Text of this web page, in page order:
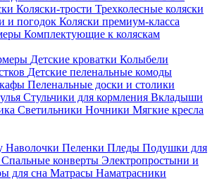
Коляски-трости Трехколесные коляски
и погодок Коляски премиум-класса
Комплектующие к коляскам
Детские кроватки Колыбели
Детские пеленальные комоды
Пеленальные доски и столики
Стульчики для кормления Вкладыши
Светильники Ночники Мягкие кресла
Наволочки Пеленки Пледы Подушки для
Спальные конверты Электропростыни и
для сна Матрасы Наматрасники